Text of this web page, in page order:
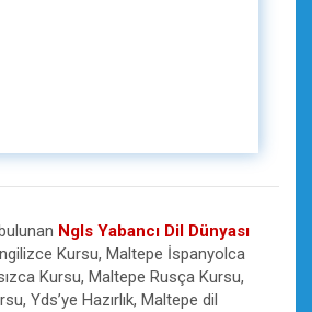
Ngls Yabancı Dil Dünyası
Kursu, Maltepe İspanyolca
Kursu, Maltepe Rusça Kursu,
Yds’ye Hazırlık, Maltepe dil